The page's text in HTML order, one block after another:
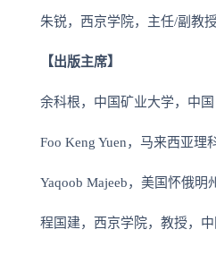
朱锐，西京学院，主任/副教
【出版主席】
余科根，中国矿业大学，中国
Foo Keng Yuen，马来西亚理
Yaqoob Majeeb，美国怀俄明
程国建，西京学院，教授，中